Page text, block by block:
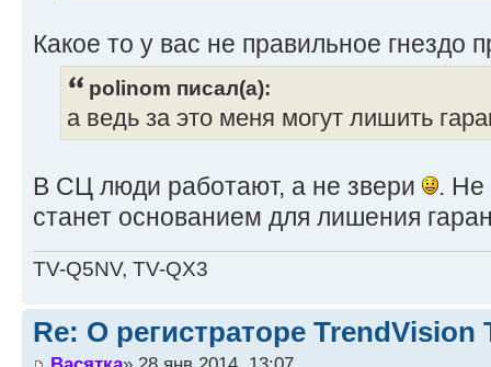
Какое то у вас не правильное гнездо
polinom писал(а):
а ведь за это меня могут лишить
В СЦ люди работают, а не звери
. Не
станет основанием для лишения
TV-Q5NV, TV-QX3
Re: О регистраторе TrendVision